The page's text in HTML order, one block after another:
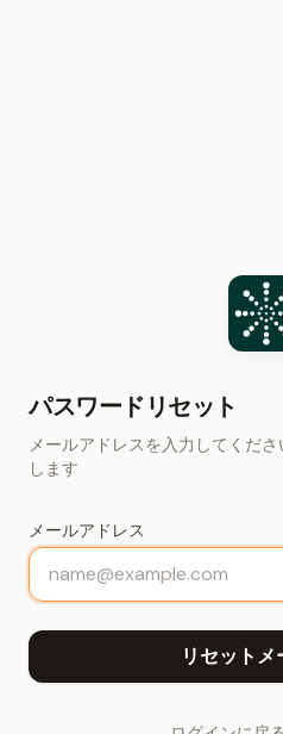
パスワードリセット
メールアドレスを入力してくだ
します
メールアドレス